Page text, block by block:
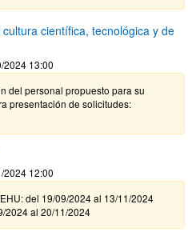
científica, tecnológica y de
2024 13:00
del personal propuesto para su
presentación de solicitudes:
2024 12:00
del 19/09/2024 al 13/11/2024
2024 al 20/11/2024